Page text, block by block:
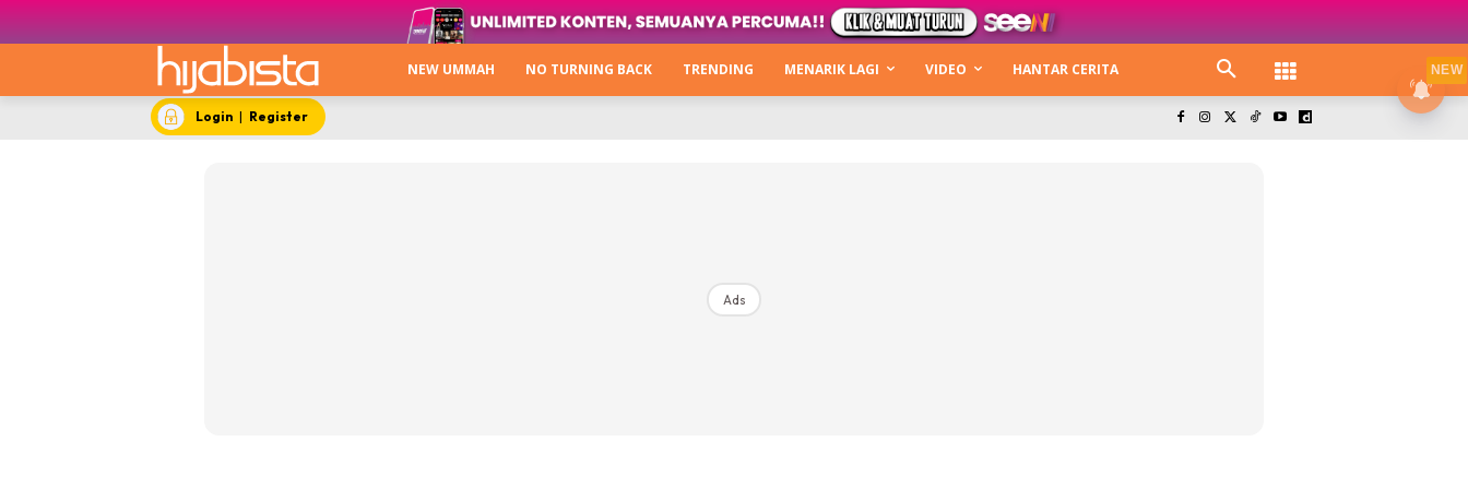
Login |Register
NEW UMMAH NO TURNING BACK TRENDING MENARIK LAGI VIDEO HANTAR CERITA
Login | Register
Ads
NEW